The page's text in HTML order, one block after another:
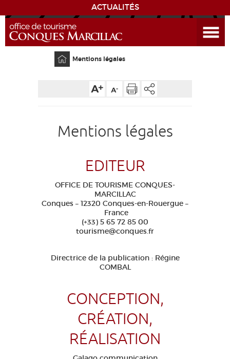
ACTUALITÉS
EDUCATIF
FR
Mentions légales
Mentions légales
EDITEUR
OFFICE DE TOURISME CONQUES-
MARCILLAC
Conques – 12320 Conques-en-Rouergue –
France
(+33) 5 65 72 85 00
tourisme@conques.fr
Directrice de la publication : Régine
COMBAL
CONCEPTION,
CRÉATION,
RÉALISATION